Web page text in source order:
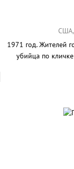
США,
1971 год. Жителей
убийца по